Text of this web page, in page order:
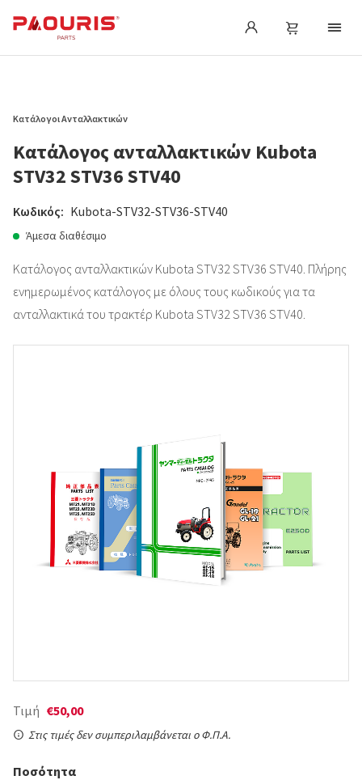
Κατάλογοι Ανταλλακτικών
Κατάλογος ανταλλακτικών Kubota
STV32 STV36 STV40
Κωδικός: Kubota-STV32-STV36-STV40
Άμεσα διαθέσιμο
Κατάλογος ανταλλακτικών Kubota STV32 STV36 STV40. Πλήρης
ενημερωμένος κατάλογος με όλους τους κωδικούς για τα
ανταλλακτικά του τρακτέρ Kubota STV32 STV36 STV40.
Τιμή €50,00
Στις τιμές δεν συμπεριλαμβάνεται ο Φ.Π.Α.
Ποσότητα